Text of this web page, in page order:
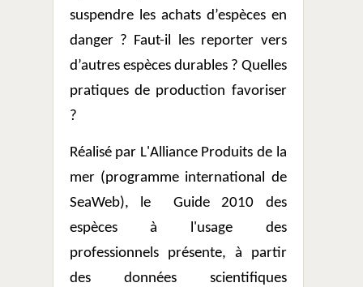
suspendre les achats d’espèces en
danger ? Faut-il les reporter vers
d’autres espèces durables ? Quelles
pratiques de production favoriser
?
Réalisé par L'Alliance Produits de la
mer (programme international de
SeaWeb), le
Guide 2010 des
espèces à l'usage des
professionnels présente, à partir
des données scientifiques